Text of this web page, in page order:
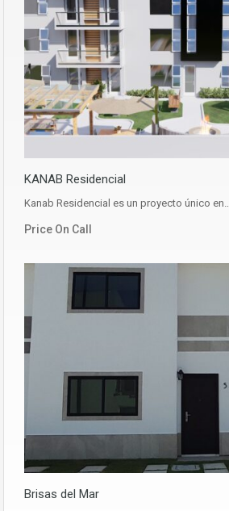
KANAB Residencial
Kanab Residencial es un proyecto único en…
Price On Call
Brisas del Mar